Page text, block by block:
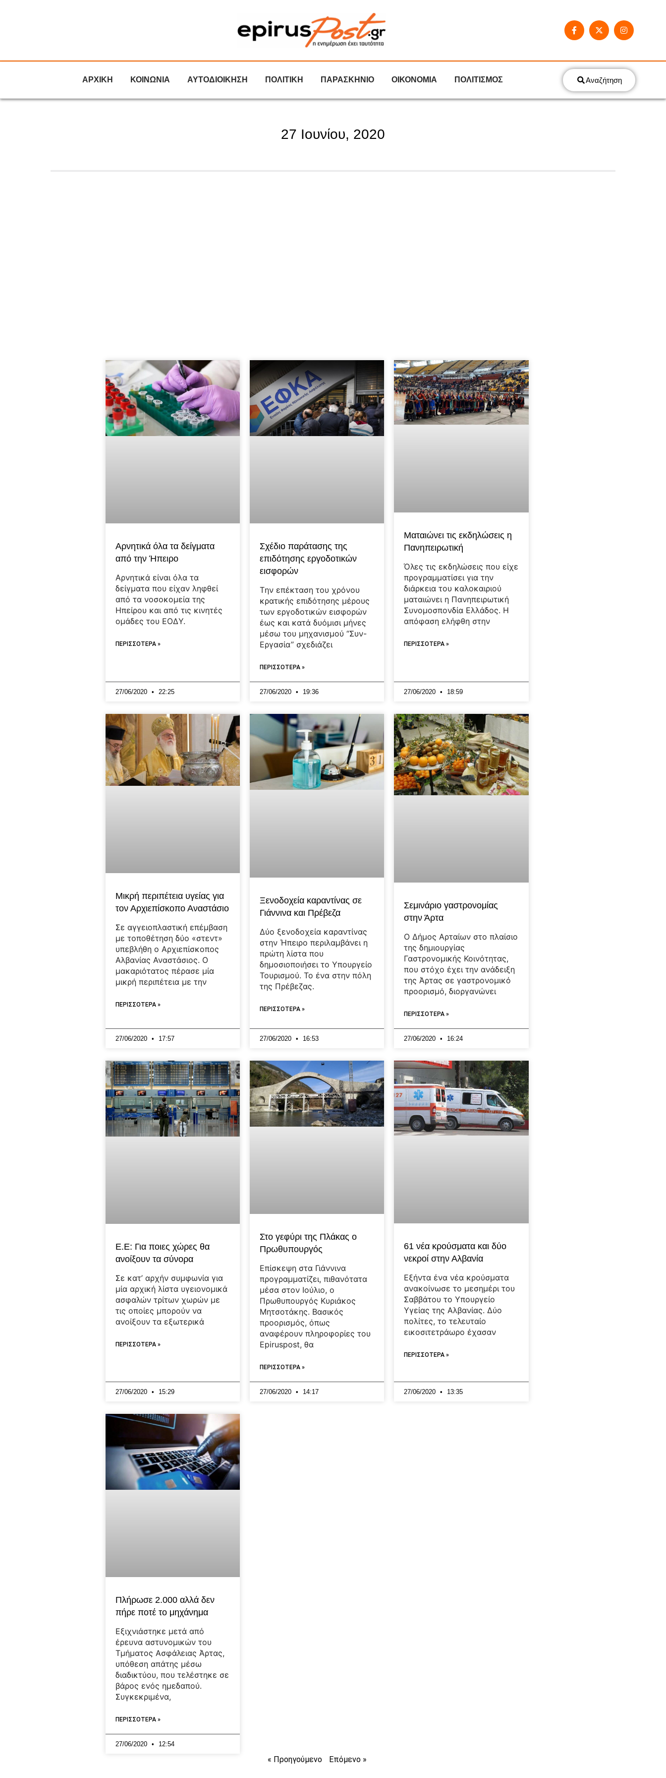
ΑΡΧΙΚΗ ΚΟΙΝΩΝΙΑ ΑΥΤΟΔΙΟΙΚΗΣΗ ΠΟΛΙΤΙΚΗ ΠΑΡΑΣΚΗΝΙΟ ΟΙΚΟΝΟΜΙΑ ΠΟΛΙΤΙΣΜΟΣ Αναζήτηση
27 Ιουνίου, 2020
Αρνητικά όλα τα δείγματα
από την Ήπειρο
Αρνητικά είναι όλα τα
δείγματα που είχαν ληφθεί
από τα νοσοκομεία της
Ηπείρου και από τις κινητές
ομάδες του ΕΟΔΥ.
ΠΕΡΙΣΣΟΤΕΡΑ »
27/06/2020 22:25
Σχέδιο παράτασης της
επιδότησης εργοδοτικών
εισφορών
Tην επέκταση του χρόνου
κρατικής επιδότησης μέρους
των εργοδοτικών εισφορών
έως και κατά δυόμισι μήνες
μέσω του μηχανισμού “Συν-
Εργασία” σχεδιάζει
ΠΕΡΙΣΣΟΤΕΡΑ »
27/06/2020 19:36
Ματαιώνει τις εκδηλώσεις η
Πανηπειρωτική
Όλες τις εκδηλώσεις που είχε
προγραμματίσει για την
διάρκεια του καλοκαιριού
ματαιώνει η Πανηπειρωτική
Συνομοσπονδία Ελλάδος. Η
απόφαση ελήφθη στην
ΠΕΡΙΣΣΟΤΕΡΑ »
27/06/2020 18:59
Μικρή περιπέτεια υγείας για
τον Αρχιεπίσκοπο Αναστάσιο
Σε αγγειοπλαστική επέμβαση
με τοποθέτηση δύο «στεντ»
υπεβλήθη ο Αρχιεπίσκοπος
Αλβανίας Αναστάσιος. Ο
μακαριότατος πέρασε μία
μικρή περιπέτεια με την
ΠΕΡΙΣΣΟΤΕΡΑ »
27/06/2020 17:57
Ξενοδοχεία καραντίνας σε
Γιάννινα και Πρέβεζα
Δύο ξενοδοχεία καραντίνας
στην Ήπειρο περιλαμβάνει η
πρώτη λίστα που
δημοσιοποιήσει το Υπουργείο
Τουρισμού. Το ένα στην πόλη
της Πρέβεζας.
ΠΕΡΙΣΣΟΤΕΡΑ »
27/06/2020 16:53
Σεμινάριο γαστρονομίας
στην Άρτα
Ο Δήμος Αρταίων στο πλαίσιο
της δημιουργίας
Γαστρονομικής Κοινότητας,
που στόχο έχει την ανάδειξη
της Άρτας σε γαστρονομικό
προορισμό, διοργανώνει
ΠΕΡΙΣΣΟΤΕΡΑ »
27/06/2020 16:24
Ε.Ε: Για ποιες χώρες θα
ανοίξουν τα σύνορα
Σε κατ’ αρχήν συμφωνία για
μία αρχική λίστα υγειονομικά
ασφαλών τρίτων χωρών με
τις οποίες μπορούν να
ανοίξουν τα εξωτερικά
ΠΕΡΙΣΣΟΤΕΡΑ »
27/06/2020 15:29
Στο γεφύρι της Πλάκας ο
Πρωθυπουργός
Επίσκεψη στα Γιάννινα
προγραμματίζει, πιθανότατα
μέσα στον Ιούλιο, ο
Πρωθυπουργός Κυριάκος
Μητσοτάκης. Βασικός
προορισμός, όπως
αναφέρουν πληροφορίες του
Epiruspost, θα
ΠΕΡΙΣΣΟΤΕΡΑ »
27/06/2020 14:17
61 νέα κρούσματα και δύο
νεκροί στην Αλβανία
Εξήντα ένα νέα κρούσματα
ανακοίνωσε το μεσημέρι του
Σαββάτου το Υπουργείο
Υγείας της Αλβανίας. Δύο
πολίτες, το τελευταίο
εικοσιτετράωρο έχασαν
ΠΕΡΙΣΣΟΤΕΡΑ »
27/06/2020 13:35
Πλήρωσε 2.000 αλλά δεν
πήρε ποτέ το μηχάνημα
Εξιχνιάστηκε μετά από
έρευνα αστυνομικών του
Τμήματος Ασφάλειας Άρτας,
υπόθεση απάτης μέσω
διαδικτύου, που τελέστηκε σε
βάρος ενός ημεδαπού.
Συγκεκριμένα,
ΠΕΡΙΣΣΟΤΕΡΑ »
27/06/2020 12:54
« Προηγούμενο Επόμενο »